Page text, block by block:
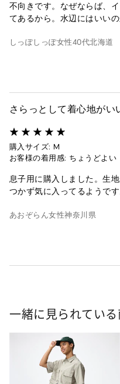
不向きです。なぜならば、
てあるから。水辺にはいいの
しっぽしっぽ女性40代北海道
さらっとして着心地がい
購入サイズ: M
お客様の着用感: ちょうどよい
息子用に購入しました。生
つかず気に入ってるようです
あおぞらん女性神奈川県
一緒に見られている